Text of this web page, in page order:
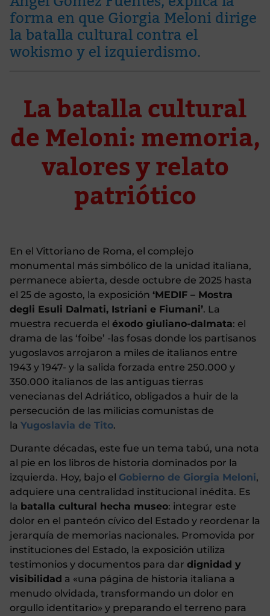
forma en que Giorgia Meloni dirige
la batalla cultural contra el
wokismo y el izquierdismo.
La batalla cultural
de Meloni: memoria,
valores y relato
patriótico
En el Vittoriano de Roma, el complejo
monumental más simbólico de la unidad italiana,
permanece abierta, desde octubre de 2025 hasta
el 25 de agosto, la exposición ‘MEDIF – Mostra
degli Esuli Dalmati, Istriani e Fiumani’. La
muestra recuerda el éxodo giuliano-dalmata: el
drama de las ‘foibe’ -las fosas donde los partisanos
yugoslavos arrojaron a miles de italianos entre
1943 y 1947- y la salida forzada entre 250.000 y
350.000 italianos de las antiguas tierras
venecianas del Adriático, obligados a huir de la
persecución de las milicias comunistas de
la Yugoslavia de Tito.
Durante décadas, este fue un tema tabú, una nota
al pie en los libros de historia dominados por la
izquierda. Hoy, bajo el Gobierno de Giorgia Meloni,
adquiere una centralidad institucional inédita. Es
la batalla cultural hecha museo: integrar este
dolor en el panteón cívico del Estado y reordenar la
jerarquía de memorias nacionales. Promovida por
instituciones del Estado, la exposición utiliza
testimonios y documentos para dar dignidad y
visibilidad a «una página de historia italiana a
menudo olvidada, transformando un dolor en
orgullo identitario» y preparando el terreno para